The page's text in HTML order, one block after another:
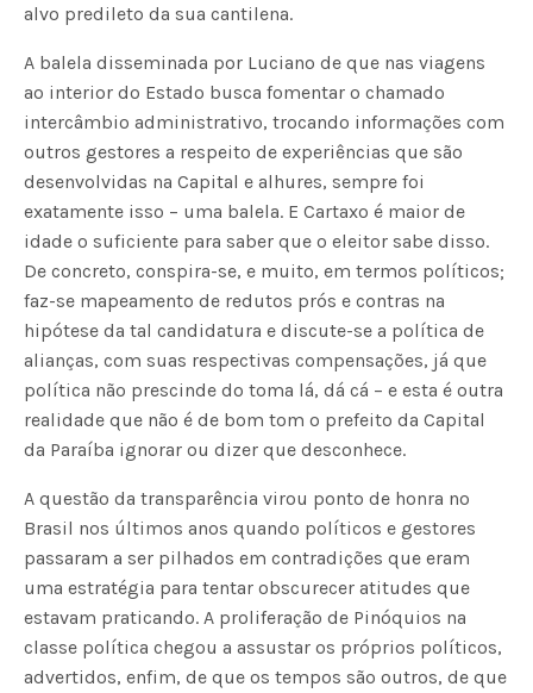
alvo predileto da sua cantilena.
A balela disseminada por Luciano de que nas viagens
ao interior do Estado busca fomentar o chamado
intercâmbio administrativo, trocando informações com
outros gestores a respeito de experiências que são
desenvolvidas na Capital e alhures, sempre foi
exatamente isso – uma balela. E Cartaxo é maior de
idade o suficiente para saber que o eleitor sabe disso.
De concreto, conspira-se, e muito, em termos políticos;
faz-se mapeamento de redutos prós e contras na
hipótese da tal candidatura e discute-se a política de
alianças, com suas respectivas compensações, já que
política não prescinde do toma lá, dá cá – e esta é outra
realidade que não é de bom tom o prefeito da Capital
da Paraíba ignorar ou dizer que desconhece.
A questão da transparência virou ponto de honra no
Brasil nos últimos anos quando políticos e gestores
passaram a ser pilhados em contradições que eram
uma estratégia para tentar obscurecer atitudes que
estavam praticando. A proliferação de Pinóquios na
classe política chegou a assustar os próprios políticos,
advertidos, enfim, de que os tempos são outros, de que